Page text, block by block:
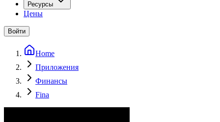
Ресурсы
Цены
Войти
Home
Приложения
Финансы
Fina